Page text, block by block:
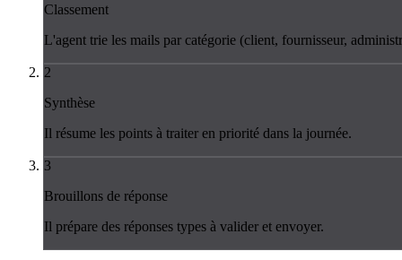
Classement
L'agent trie les mails par catégorie (client, fournisseur,
2
Synthèse
Il résume les points à traiter en priorité dans la journée.
3
Brouillons de réponse
Il prépare des réponses types à valider et envoyer.